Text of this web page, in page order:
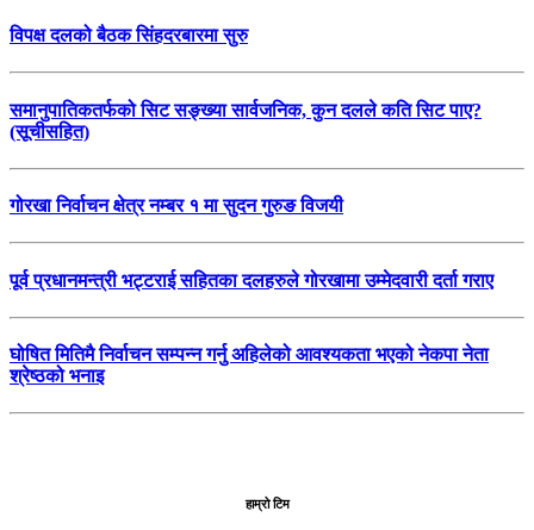
विपक्ष दलको बैठक सिंहदरबारमा सुरु
समानुपातिकतर्फको सिट सङ्ख्या सार्वजनिक, कुन दलले कति सिट पाए?
(सूचीसहित)
गोरखा निर्वाचन क्षेत्र नम्बर १ मा सुदन गुरुङ विजयी
पूर्व प्रधानमन्त्री भट्टराई सहितका दलहरुले गोरखामा उम्मेदवारी दर्ता गराए
घोषित मितिमै निर्वाचन सम्पन्न गर्नु अहिलेको आवश्यकता भएको नेकपा नेता
श्रेष्ठको भनाइ
हाम्रो टिम